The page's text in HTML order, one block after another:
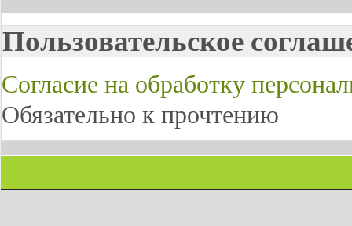
Пользовательское
Согласие на обработку
Обязательно к прочтению